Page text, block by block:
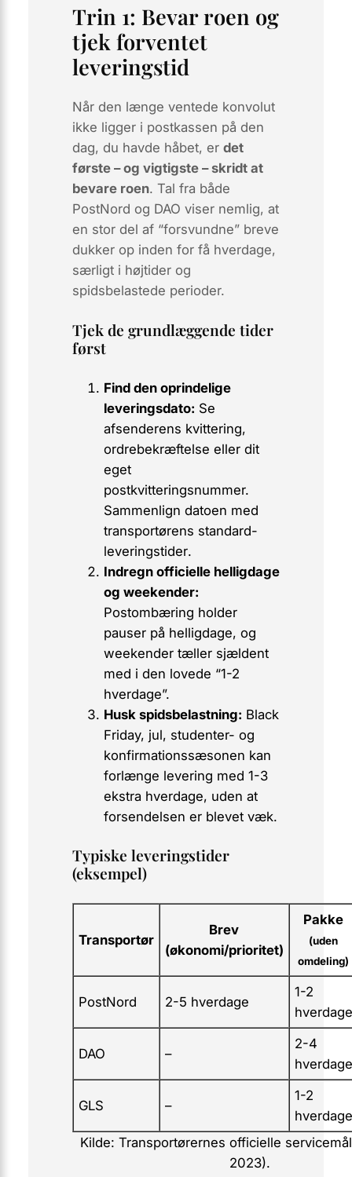
Trin 1: Bevar roen og
tjek forventet
leveringstid
Når den længe ventede konvolut
ikke ligger i postkassen på den
dag, du havde håbet, er det
første – og vigtigste – skridt at
bevare roen. Tal fra både
PostNord og DAO viser nemlig, at
en stor del af “forsvundne” breve
dukker op inden for få hverdage,
særligt i højtider og
spidsbelastede perioder.
Tjek de grundlæggende tider
først
Find den oprindelige
leveringsdato: Se
afsenderens kvittering,
ordrebekræftelse eller dit
eget
postkvitteringsnummer.
Sammenlign datoen med
transportørens standard-
leveringstider.
Indregn officielle helligdage
og weekender:
Postombæring holder
pauser på helligdage, og
weekender tæller sjældent
med i den lovede “1-2
hverdage”.
Husk spidsbelastning: Black
Friday, jul, studenter- og
konfirmationssæsonen kan
forlænge levering med 1-3
ekstra hverdage, uden at
forsendelsen er blevet væk.
Typiske leveringstider
(eksempel)
Transportør
Brev
(økonomi/prioritet)
Pakke
(uden
omdeling)
PostNord 2-5 hverdage
1-2
hverdage
DAO –
2-4
hverdage
GLS –
1-2
hverdage
Kilde: Transportørernes officielle
2023).